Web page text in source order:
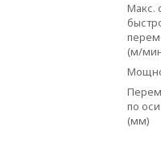
Макс.
(м/
по
(мм)